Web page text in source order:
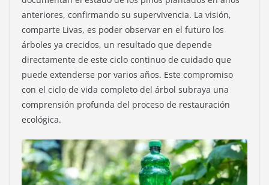
anteriores, confirmando su supervivencia. La visión,
comparte Livas, es poder observar en el futuro los
árboles ya crecidos, un resultado que depende
directamente de este ciclo continuo de cuidado que
puede extenderse por varios años. Este compromiso
con el ciclo de vida completo del árbol subraya una
comprensión profunda del proceso de restauración
ecológica.